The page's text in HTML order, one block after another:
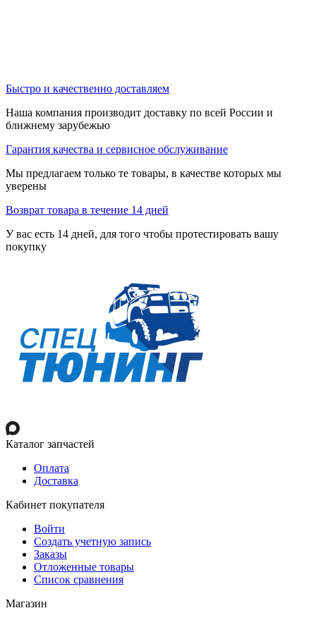
Быстро и качественно доставляем
Наша компания производит доставку по всей России и
ближнему зарубежью
Гарантия качества и сервисное обслуживание
Мы предлагаем только те товары, в качестве которых мы
уверены
Возврат товара в течение 14 дней
У вас есть 14 дней, для того чтобы протестировать вашу
покупку
Каталог запчастей
Оплата
Доставка
Кабинет покупателя
Войти
Создать учетную запись
Заказы
Отложенные товары
Список сравнения
Магазин